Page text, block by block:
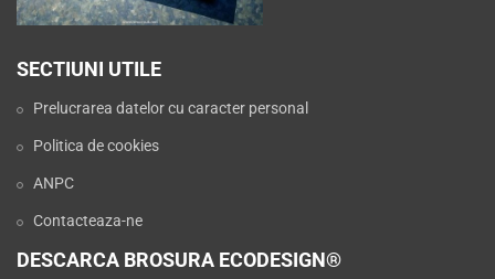
SECTIUNI UTILE
Prelucrarea datelor cu caracter personal
Politica de cookies
ANPC
Contacteaza-ne
DESCARCA BROSURA ECODESIGN®